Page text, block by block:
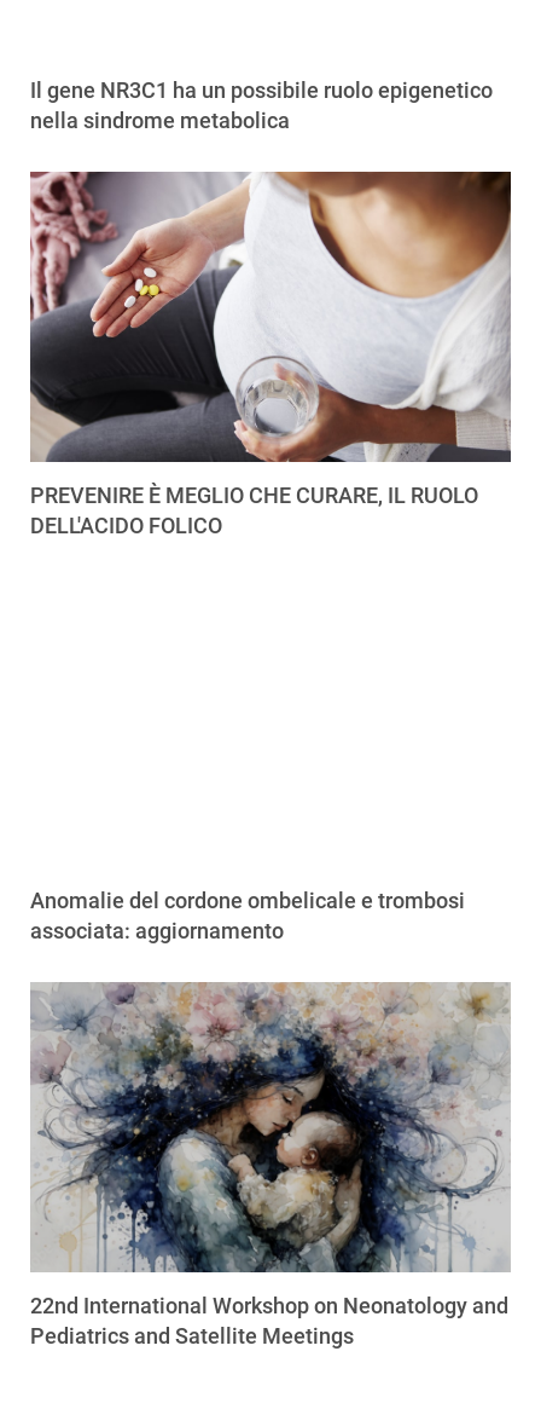
Il gene NR3C1 ha un possibile ruolo epigenetico
nella sindrome metabolica
PREVENIRE È MEGLIO CHE CURARE, IL RUOLO
DELL'ACIDO FOLICO
Anomalie del cordone ombelicale e trombosi
associata: aggiornamento
22nd International Workshop on Neonatology and
Pediatrics and Satellite Meetings